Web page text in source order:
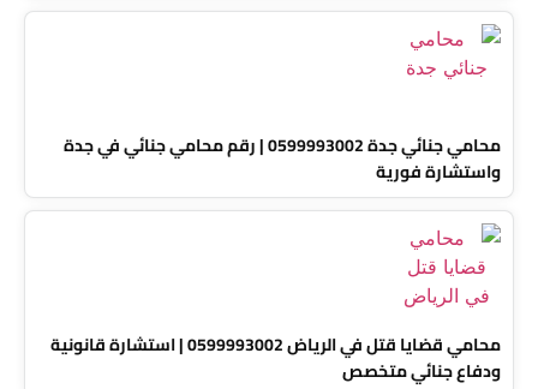
محامي جنائي جدة 0599993002 | رقم محامي جنائي في جدة
واستشارة فورية
محامي قضايا قتل في الرياض 0599993002 | استشارة قانونية
ودفاع جنائي متخصص